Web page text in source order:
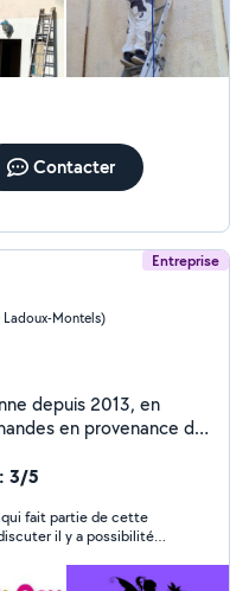
Contacter
Entreprise
Montels)
depuis 2013, en
en provenance du
et des
3/5
fait partie de cette